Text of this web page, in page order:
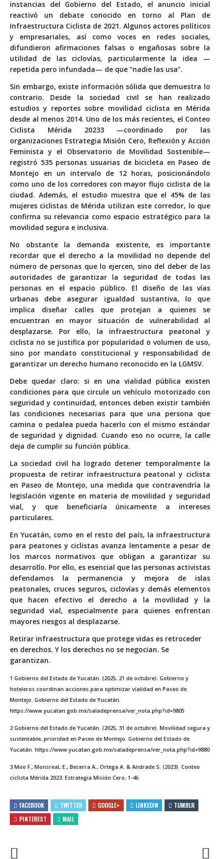
instancias del Gobierno del Estado, el anuncio inicial
reactivó un debate conocido en torno al Plan de
Infraestructura Ciclista de 2021. Algunos actores políticos
y empresariales, así como voces en redes sociales,
difundieron afirmaciones falsas o engañosas sobre la
utilidad de las ciclovías, particularmente la idea —
repetida pero infundada— de que “nadie las usa”.
Sin embargo, existe información sólida que demuestra lo
contrario. Desde la sociedad civil se han realizado
estudios y reportes sobre movilidad ciclista en Mérida
desde al menos 2014. Uno de los más recientes, el Conteo
Ciclista Mérida 20233 —coordinado por las
organizaciones Estrategia Misión Cero, Reflexión y Acción
Feminista y el Observatorio de Movilidad Sostenible—
registró 535 personas usuarias de bicicleta en Paseo de
Montejo en un intervalo de 12 horas, posicionándolo
como uno de los corredores con mayor flujo ciclista de la
ciudad. Además, el estudio muestra que el 45% de las
mujeres ciclistas de Mérida utilizan este corredor, lo que
confirma su relevancia como espacio estratégico para la
movilidad segura e inclusiva.
No obstante la demanda existente, es importante
recordar que el derecho a la movilidad no depende del
número de personas que lo ejercen, sino del deber de las
autoridades de garantizar la seguridad de todas las
personas en el espacio público. El diseño de las vías
urbanas debe asegurar igualdad sustantiva, lo que
implica diseñar calles que protejan a quienes se
encuentran en mayor situación de vulnerabilidad al
desplazarse. Por ello, la infraestructura peatonal y
ciclista no se justifica por popularidad o volumen de uso,
sino por mandato constitucional y responsabilidad de
garantizar un derecho humano reconocido en la LGMSV.
Debe quedar claro: si en una vialidad pública existen
condiciones para que circule un vehículo motorizado con
seguridad y continuidad, entonces deben existir también
las condiciones necesarias para que una persona que
camina o pedalea pueda hacerlo con el mismo estándar
de seguridad y dignidad. Cuando eso no ocurre, la calle
deja de cumplir su función pública.
La sociedad civil ha logrado detener temporalmente la
propuesta de retirar infraestructura peatonal y ciclista
en Paseo de Montejo, una medida que contravendría la
legislación vigente en materia de movilidad y seguridad
vial, y que beneficiaría únicamente a intereses
particulares.
En Yucatán, como en el resto del país, la infraestructura
para peatones y ciclistas avanza lentamente a pesar de
los marcos normativos que obligan a garantizar su
desarrollo. Por ello, es esencial que las personas activistas
defendamos la permanencia y mejora de islas
peatonales, cruces seguros, ciclovías y demás elementos
que hacen efectivo el derecho a la movilidad y la
seguridad vial, especialmente para quienes enfrentan
mayores riesgos al desplazarse.
Retirar infraestructura que protege vidas es retroceder
en derechos. Y los derechos no se negocian. Se
garantizan.
1 Gobierno del Estado de Yucatán. (2025, 21 de octubre). Gobierno y
hoteleros coordinan acciones para optimizar vialidad en Paseo de
Montejo. Gobierno del Estado de Yucatán.
https://www.yucatan.gob.mx/saladeprensa/ver_nota.php?id=9805
2 Gobierno del Estado de Yucatán. (2025, 31 de octubre). Movilidad segura y
sustentable, prioridad en Paseo de Montejo. Gobierno del Estado de
Yucatán. https://www.yucatan.gob.mx/saladeprensa/ver_nota.php?id=9880
3 Moo F., Monsreal, E., Becerra A., Ortega A. & Andrade S. (2023). Conteo
ciclista Mérida 2023. Estrategia Misión Cero, 1-46
FACEBOOK TWITTER GOOGLE+ LINKEDIN
TUMBLR
PINTEREST
MAIL